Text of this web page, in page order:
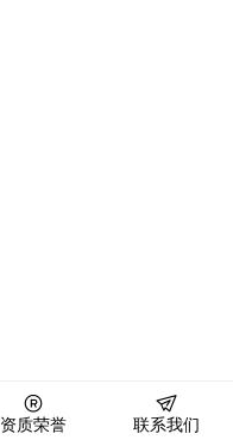
资质荣誉 联系我们